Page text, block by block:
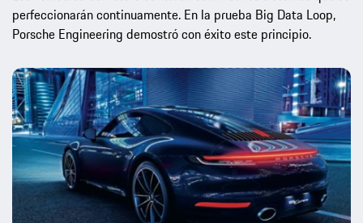
perfeccionarán continuamente. En la prueba Big Data Loop,
Porsche Engineering demostró con éxito este principio.